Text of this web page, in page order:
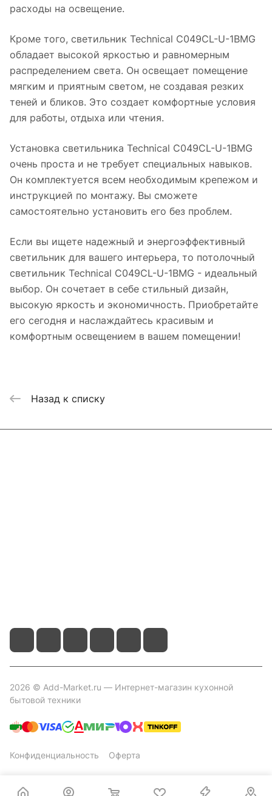
расходы на освещение.
Кроме того, светильник Technical C049CL-U-1BMG
обладает высокой яркостью и равномерным
распределением света. Он освещает помещение
мягким и приятным светом, не создавая резких
теней и бликов. Это создает комфортные условия
для работы, отдыха или чтения.
Установка светильника Technical C049CL-U-1BMG
очень проста и не требует специальных навыков.
Он комплектуется всем необходимым крепежом и
инструкцией по монтажу. Вы сможете
самостоятельно установить его без проблем.
Если вы ищете надежный и энергоэффективный
светильник для вашего интерьера, то потолочный
светильник Technical C049CL-U-1BMG - идеальный
выбор. Он сочетает в себе стильный дизайн,
высокую яркость и экономичность. Приобретайте
его сегодня и наслаждайтесь красивым и
комфортным освещением в вашем помещении!
Назад к списку
2026 © Add-Market.ru — Интернет-магазин кухонной
бытовой техники
Конфиденциальность Оферта